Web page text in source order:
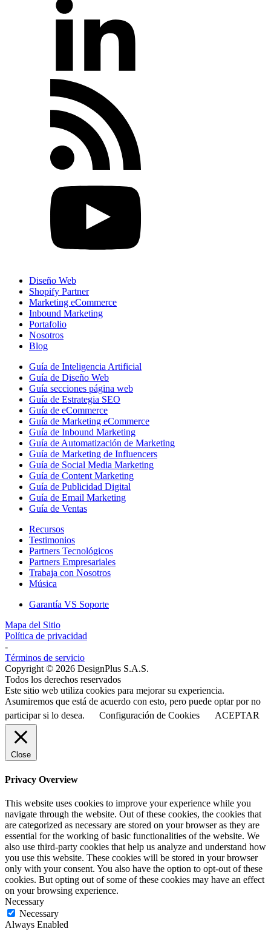
Diseño Web
Shopify Partner
Marketing eCommerce
Inbound Marketing
Portafolio
Nosotros
Blog
Guía de Inteligencia Artificial
Guía de Diseño Web
Guía secciones página web
Guía de Estrategia SEO
Guía de eCommerce
Guía de Marketing eCommerce
Guía de Inbound Marketing
Guía de Automatización de Marketing
Guía de Marketing de Influencers
Guía de Social Media Marketing
Guía de Content Marketing
Guía de Publicidad Digital
Guía de Email Marketing
Guía de Ventas
Recursos
Testimonios
Partners Tecnológicos
Partners Empresariales
Trabaja con Nosotros
Música
Garantía VS Soporte
Mapa del Sitio
Política de privacidad
-
Términos de servicio
Copyright © 2026 DesignPlus S.A.S.
Todos los derechos reservados
Este sitio web utiliza cookies para mejorar su experiencia.
Asumiremos que está de acuerdo con esto, pero puede optar por no
participar si lo desea.
Configuración de Cookies ACEPTAR
Close
Privacy Overview
This website uses cookies to improve your experience while you
navigate through the website. Out of these cookies, the cookies that
are categorized as necessary are stored on your browser as they are
essential for the working of basic functionalities of the website. We
also use third-party cookies that help us analyze and understand how
you use this website. These cookies will be stored in your browser
only with your consent. You also have the option to opt-out of these
cookies. But opting out of some of these cookies may have an effect
on your browsing experience.
Necessary
Necessary
Always Enabled